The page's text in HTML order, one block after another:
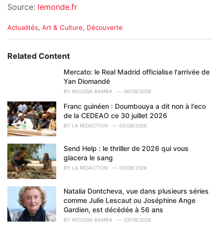
Source: lemonde.fr
C
e
s
:
Actualités, Art & Culture, Découverte
Related Content
Mercato: le Real Madrid officialise l'arrivée de
Yan Diomandé
BY MOUSSA BAMBA 06/08/2026
Franc guinéen : Doumbouya a dit non à l'eco
de la CEDEAO ce 30 juillet 2026
BY LA REDACTION 03/08/2026
Send Help : le thriller de 2026 qui vous
glacera le sang
BY LA REDACTION 03/08/2026
Natalia Dontcheva, vue dans plusieurs séries
comme Julie Lescaut ou Joséphine Ange
Gardien, est décédée à 56 ans
BY MOUSSA BAMBA 03/08/2026